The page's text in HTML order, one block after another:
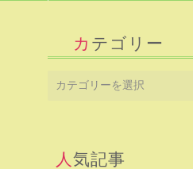
カテゴリー
人気記事